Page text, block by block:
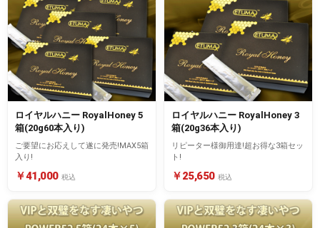
ロイヤルハニー RoyalHoney 5
箱(20g60本入り)
ご要望にお応えして遂に発売!MAX5箱
入り!
￥41,000 税込
ロイヤルハニー RoyalHoney 3
箱(20g36本入り)
リピーター様御用達!超お得な3箱セッ
ト!
￥25,650 税込